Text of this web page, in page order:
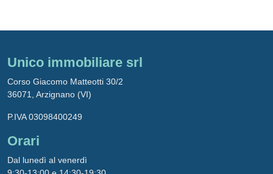
Unico immobiliare srl
Corso Giacomo Matteotti 30/2
36071, Arzignano (VI)
P.IVA 03098400249
Orari
Dal lunedì al venerdì